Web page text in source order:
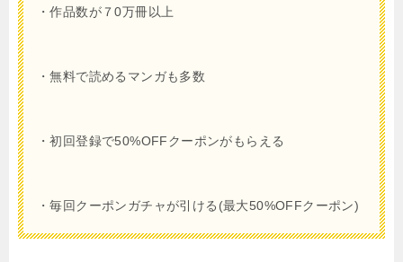
・作品数が７0万冊以上
・無料で読めるマンガも多数
・初回登録で50%OFFクーポンがもらえる
・毎回クーポンガチャが引ける(最大50%OFFクーポン)